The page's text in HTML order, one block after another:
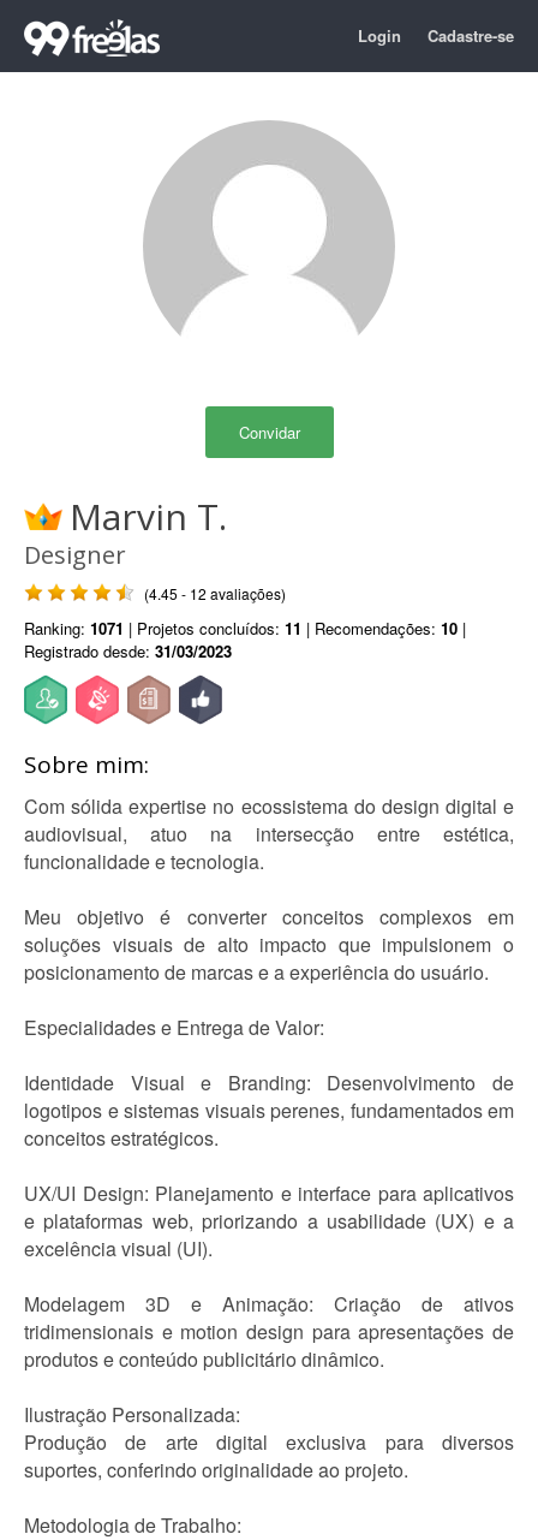
Login Cadastre-se
Convidar
Marvin T.
Designer
(4.45 - 12 avaliações)
Ranking: 1071 | Projetos concluídos: 11 | Recomendações: 10 |
Registrado desde: 31/03/2023
Sobre mim:
Com sólida expertise no ecossistema do design digital e
audiovisual, atuo na intersecção entre estética,
funcionalidade e tecnologia.
Meu objetivo é converter conceitos complexos em
soluções visuais de alto impacto que impulsionem o
posicionamento de marcas e a experiência do usuário.
Especialidades e Entrega de Valor:
Identidade Visual e Branding: Desenvolvimento de
logotipos e sistemas visuais perenes, fundamentados em
conceitos estratégicos.
UX/UI Design: Planejamento e interface para aplicativos
e plataformas web, priorizando a usabilidade (UX) e a
excelência visual (UI).
Modelagem 3D e Animação: Criação de ativos
tridimensionais e motion design para apresentações de
produtos e conteúdo publicitário dinâmico.
Ilustração Personalizada:
Produção de arte digital exclusiva para diversos
suportes, conferindo originalidade ao projeto.
Metodologia de Trabalho: